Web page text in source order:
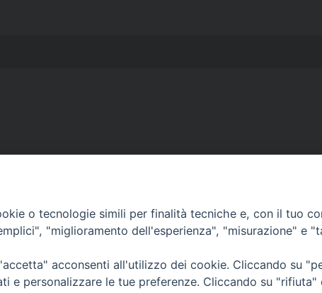
Curia Massa Marittima:
P.zza Garibaldi 1 Tel: 0566 902039
Curia Piombino:
Via Don Minzoni,58/A Tel e Fax: 0565
o tecnologie simili per finalità tecniche e, con il tuo
"miglioramento dell'esperienza", "misurazione" e
acconsenti all'utilizzo dei cookie. Cliccando su
e personalizzare le tue preferenze. Cliccando su